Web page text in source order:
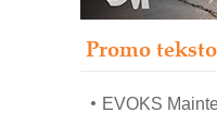
Promo
Sigurnije
solarnim
EVOKS